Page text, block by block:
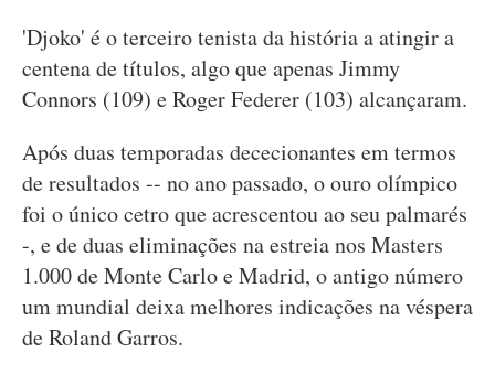
'Djoko' é o terceiro tenista da história a atingir a
centena de títulos, algo que apenas Jimmy
Connors (109) e Roger Federer (103) alcançaram.
Após duas temporadas dececionantes em termos
de resultados -- no ano passado, o ouro olímpico
foi o único cetro que acrescentou ao seu palmarés
-, e de duas eliminações na estreia nos Masters
1.000 de Monte Carlo e Madrid, o antigo número
um mundial deixa melhores indicações na véspera
de Roland Garros.